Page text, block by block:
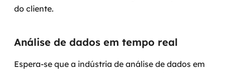
do cliente.
Análise de dados em tempo real
Espera-se que a indústria de análise de dados em